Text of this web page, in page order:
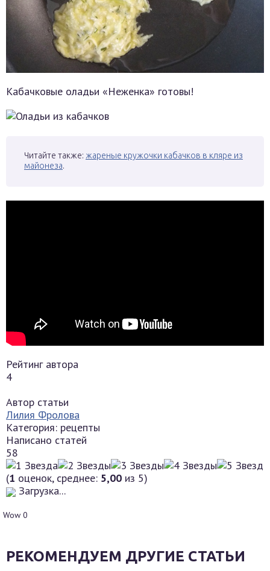
Кабачковые оладьи «Неженка» готовы!
Читайте также: жареные кружочки кабачков в кляре из
майонеза.
Рейтинг автора
4
Автор статьи
Лилия Фролова
Категория: рецепты
Написано статей
58
(1 оценок, среднее: 5,00 из 5)
Загрузка...
Wow 0
РЕКОМЕНДУЕМ ДРУГИЕ СТАТЬИ